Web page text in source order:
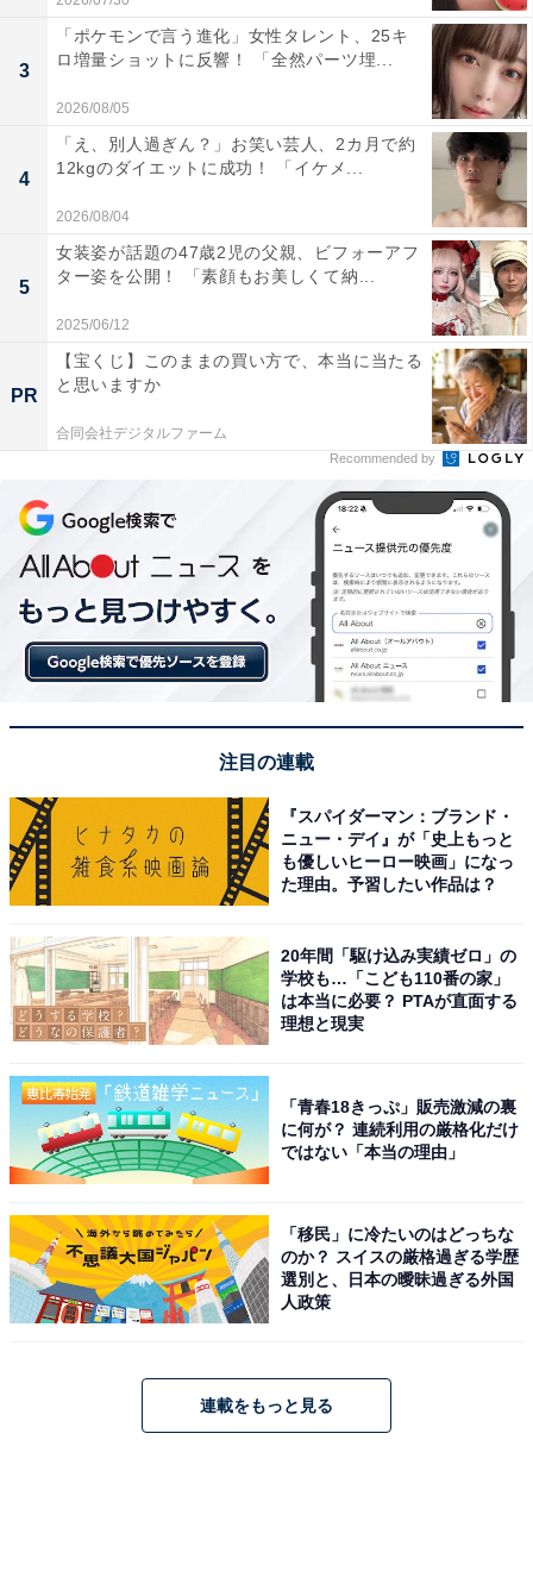
3
「ポケモンで言う進化」女性タレント、25キ
ロ増量ショットに反響！ 「全然パーツ埋...
2026/08/05
4
「え、別人過ぎん？」お笑い芸人、2カ月で約
12kgのダイエットに成功！ 「イケメ...
2026/08/04
5
女装姿が話題の47歳2児の父親、ビフォーアフ
ター姿を公開！ 「素顔もお美しくて納...
2025/06/12
PR
【宝くじ】このままの買い方で、本当に当たる
と思いますか
合同会社デジタルファーム
Recommended by
注目の連載
『スパイダーマン：ブランド・
ニュー・デイ』が「史上もっと
も優しいヒーロー映画」になっ
た理由。予習したい作品は？
20年間「駆け込み実績ゼロ」の
学校も…「こども110番の家」
は本当に必要？ PTAが直面する
理想と現実
「青春18きっぷ」販売激減の裏
に何が？ 連続利用の厳格化だけ
ではない「本当の理由」
「移民」に冷たいのはどっちな
のか？ スイスの厳格過ぎる学歴
選別と、日本の曖昧過ぎる外国
人政策
連載をもっと見る